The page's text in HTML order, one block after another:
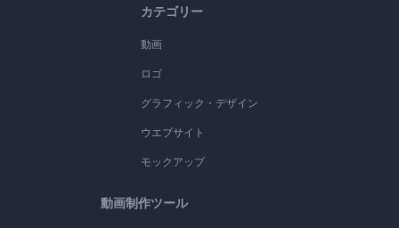
カテゴリー
動画
ロゴ
グラフィック・デザイン
ウエブサイト
モックアップ
動画制作ツール